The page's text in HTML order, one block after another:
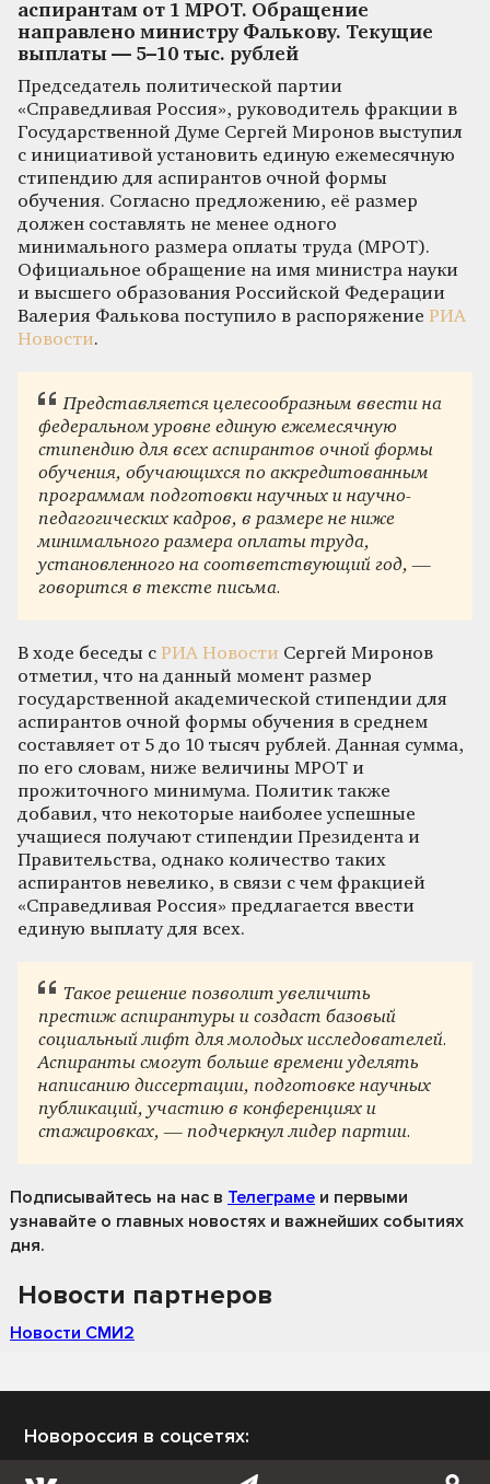
аспирантам от 1 МРОТ. Обращение
направлено министру Фалькову. Текущие
выплаты — 5–10 тыс. рублей
Председатель политической партии
«Справедливая Россия», руководитель фракции в
Государственной Думе Сергей Миронов выступил
с инициативой установить единую ежемесячную
стипендию для аспирантов очной формы
обучения. Согласно предложению, её размер
должен составлять не менее одного
минимального размера оплаты труда (МРОТ).
Официальное обращение на имя министра науки
и высшего образования Российской Федерации
Валерия Фалькова поступило в распоряжение РИА
Новости.
Представляется целесообразным ввести на
федеральном уровне единую ежемесячную
стипендию для всех аспирантов очной формы
обучения, обучающихся по аккредитованным
программам подготовки научных и научно-
педагогических кадров, в размере не ниже
минимального размера оплаты труда,
установленного на соответствующий год, —
говорится в тексте письма.
В ходе беседы с РИА Новости Сергей Миронов
отметил, что на данный момент размер
государственной академической стипендии для
аспирантов очной формы обучения в среднем
составляет от 5 до 10 тысяч рублей. Данная сумма,
по его словам, ниже величины МРОТ и
прожиточного минимума. Политик также
добавил, что некоторые наиболее успешные
учащиеся получают стипендии Президента и
Правительства, однако количество таких
аспирантов невелико, в связи с чем фракцией
«Справедливая Россия» предлагается ввести
единую выплату для всех.
Такое решение позволит увеличить
престиж аспирантуры и создаст базовый
социальный лифт для молодых исследователей.
Аспиранты смогут больше времени уделять
написанию диссертации, подготовке научных
публикаций, участию в конференциях и
стажировках, — подчеркнул лидер партии.
Подписывайтесь на нас в Телеграме и первыми
узнавайте о главных новостях и важнейших событиях
дня.
Новости партнеров
Новости СМИ2
Новороссия в соцсетях: